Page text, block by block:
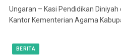
Ungaran – Kasi Pendidikan
Kantor Kementerian Agama
BERITA